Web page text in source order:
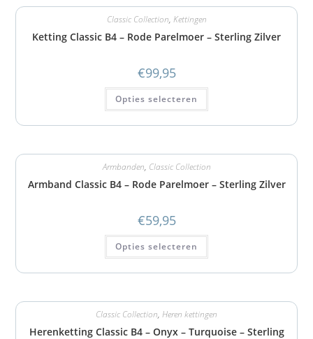
Classic Collection, Kettingen
Ketting Classic B4 – Rode Parelmoer – Sterling Zilver
€99,95
Opties selecteren
Armbanden, Classic Collection
Armband Classic B4 – Rode Parelmoer – Sterling Zilver
€59,95
Opties selecteren
Classic Collection, Heren kettingen
Herenketting Classic B4 – Onyx – Turquoise – Sterling